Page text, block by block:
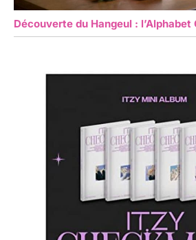
Découverte du Hangeul : l’Alphabet